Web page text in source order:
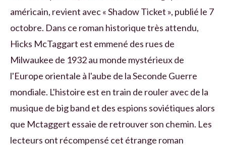
américain, revient avec « Shadow Ticket », publié le 7
octobre. Dans ce roman historique très attendu,
Hicks McTaggart est emmené des rues de
Milwaukee de 1932 au monde mystérieux de
l'Europe orientale à l'aube de la Seconde Guerre
mondiale. L'histoire est en train de rouler avec de la
musique de big band et des espions soviétiques alors
que Mctaggert essaie de retrouver son chemin. Les
lecteurs ont récompensé cet étrange roman